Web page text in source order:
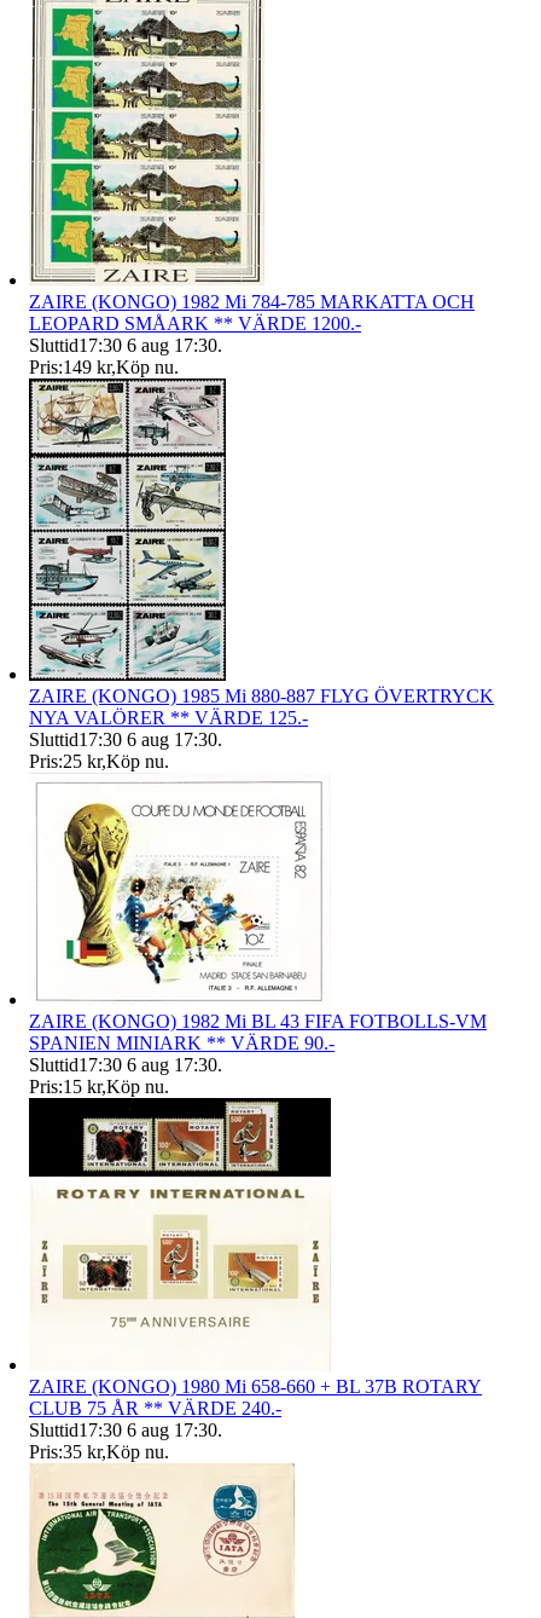
ZAIRE (KONGO) 1982 Mi 784-785 MARKATTA OCH
LEOPARD SMÅARK ** VÄRDE 1200.-
Sluttid17:30 6 aug 17:30.
Pris:149 kr,Köp nu.
ZAIRE (KONGO) 1985 Mi 880-887 FLYG ÖVERTRYCK
NYA VALÖRER ** VÄRDE 125.-
Sluttid17:30 6 aug 17:30.
Pris:25 kr,Köp nu.
ZAIRE (KONGO) 1982 Mi BL 43 FIFA FOTBOLLS-VM
SPANIEN MINIARK ** VÄRDE 90.-
Sluttid17:30 6 aug 17:30.
Pris:15 kr,Köp nu.
ZAIRE (KONGO) 1980 Mi 658-660 + BL 37B ROTARY
CLUB 75 ÅR ** VÄRDE 240.-
Sluttid17:30 6 aug 17:30.
Pris:35 kr,Köp nu.